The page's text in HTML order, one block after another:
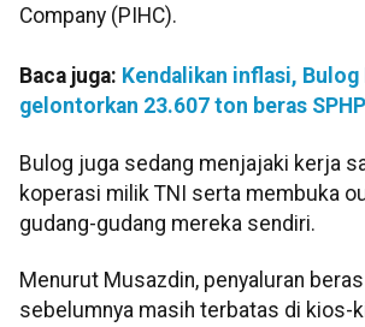
Company (PIHC).
Baca juga: Kendalikan inflasi, Bulog
gelontorkan 23.607 ton beras SPHP
Bulog juga sedang menjajaki kerja
koperasi milik TNI serta membuka
gudang-gudang mereka sendiri.
Menurut Musazdin, penyaluran
sebelumnya masih terbatas di kios-